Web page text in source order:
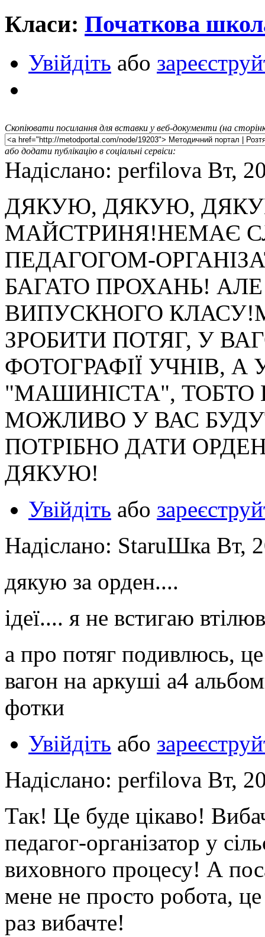
Класи: Початкова
Увійдіть або
Скопіювати посилання для вставки у веб-документи (на
або додати публікацію в соціальні сервіси:
Надіслано: perfilova Вт,
ДЯКУЮ, ДЯКУЮ,
МАЙСТРИНЯ!НЕМАЄ
ПЕДАГОГОМ-
БАГАТО ПРОХАНЬ!
ВИПУСКНОГО
ЗРОБИТИ ПОТЯГ, У
ФОТОГРАФІЇ УЧНІВ, А
"МАШИНІСТА", ТОБТО
МОЖЛИВО У ВАС
ПОТРІБНО ДАТИ
ДЯКУЮ!
Увійдіть або
Надіслано: StaruШка Вт,
дякую за орден....
ідеї.... я не встигаю
а про потяг подивлюсь,
вагон на аркуші а4
фотки
Увійдіть або
Надіслано: perfilova Вт,
Так! Це буде цікаво!
педагог-організатор у
виховного процесу! А
мене не просто робота,
раз вибачте!